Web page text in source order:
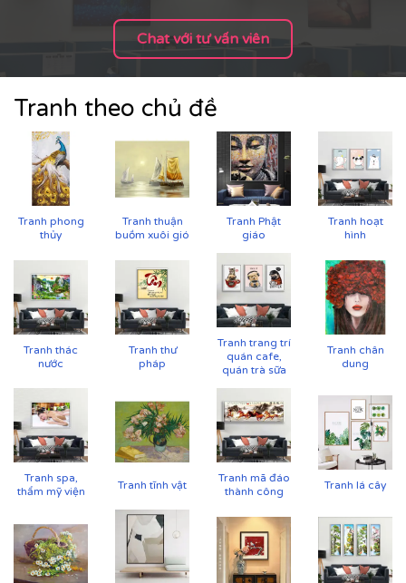
Cận cảnh tranh in trên chất liệu canvas công nghệ in
Cận cảnh tranh in trên chất liệu canvas công nghệ in
Chat với tư vấn viên
Tranh theo chủ đề
Tranh phong
thủy
Tranh thuận
buồm xuôi gió
Tranh Phật
giáo
Tranh hoạt
hình
Tranh thác
nước
Tranh thư
pháp
Tranh trang trí
quán cafe,
quán trà sữa
Tranh chân
dung
Tranh spa,
thẩm mỹ viện
Tranh tĩnh vật
Tranh mã đáo
thành công
Tranh lá cây